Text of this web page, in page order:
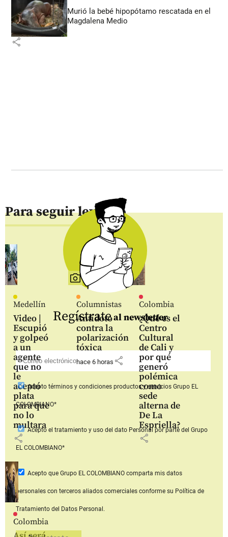
Murió la bebé hipopótamo rescatada en el
Magdalena Medio
share
Para seguir leyendo
Medellín
Video |
Escupió
y golpeó
a un
agente
que no
le
aceptó
plata
para que
no lo
multara
share
Columnistas
Antídoto
contra la
polarización
tóxica
hace 6 horas share
Colombia
¿Qué es el
Centro
Cultural
de Cali y
por qué
generó
polémica
como
sede
alterna de
De La
Espriella?
share
Colombia
Regístrateal newsletter
Aceptotérminos y condiciones productos y serviciosGrupo EL
COLOMBIANO*
Acepto el tratamiento y uso del dato Personalpor parte del Grupo
EL COLOMBIANO*
Acepto que Grupo EL COLOMBIANOcomparta mis datos
personales con terceros aliados comerciales conforme su Política de
Tratamiento del Datos Personal.